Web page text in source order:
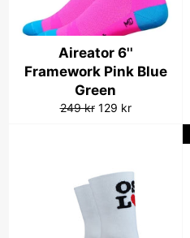
Aireator 6''
Framework Pink Blue
Green
Vanlig
249 kr Salgspris
129 kr